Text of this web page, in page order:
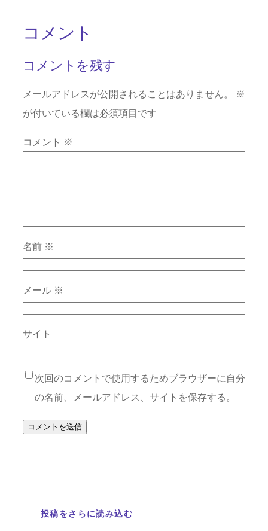
コメント
コメントを残す
メールアドレスが公開されることはありません。
※
が付いている欄は必須項目です
コメント ※
名前 ※
メール ※
サイト
次回のコメントで使用するためブラウザーに自分
の名前、メールアドレス、サイトを保存する。
投稿をさらに読み込む